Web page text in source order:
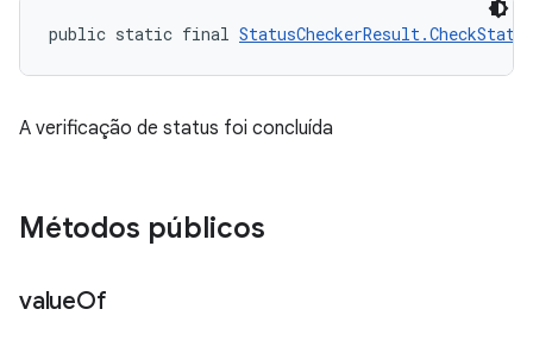
public static final StatusCheckerResult.CheckStatus
A verificação de status foi concluída
Métodos públicos
valueOf